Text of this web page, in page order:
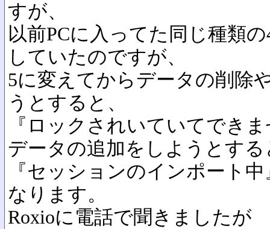
すが、
以前PCに入ってた同じ種類
していたのですが、
5に変えてからデータの削除
うとすると、
『ロックされいていてでき
データの追加をしようとする
『セッションのインポート
なります。
Roxioに電話で聞きましたが